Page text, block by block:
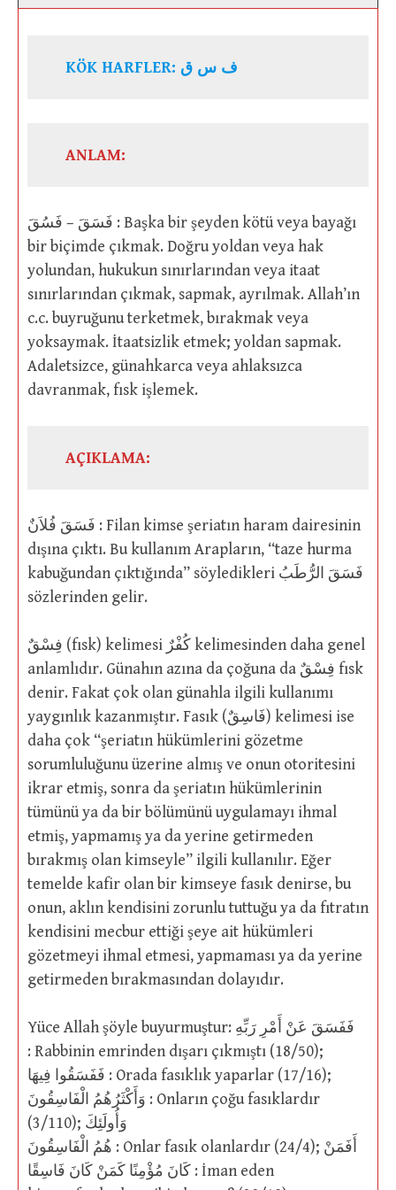
KÖK HARFLER: ف س ق
ANLAM:
فَسَقَ – فَسُقَ : Başka bir şeyden kötü veya bayağı
bir biçimde çıkmak. Doğru yoldan veya hak
yolundan, hukukun sınırlarından veya itaat
sınırlarından çıkmak, sapmak, ayrılmak. Allah’ın
c.c. buyruğunu terketmek, bırakmak veya
yoksaymak. İtaatsizlik etmek; yoldan sapmak.
Adaletsizce, günahkarca veya ahlaksızca
davranmak, fısk işlemek.
AÇIKLAMA:
فَسَقَ فُلاَنٌ : Filan kimse şeriatın haram dairesinin
dışına çıktı. Bu kullanım Arapların, “taze hurma
kabuğundan çıktığında” söyledikleri فَسَقَ الرُّطَبُ
sözlerinden gelir.
فِسْقٌ (fısk) kelimesi كُفْرٌ kelimesinden daha genel
anlamlıdır. Günahın azına da çoğuna da فِسْقٌ fısk
denir. Fakat çok olan günahla ilgili kullanımı
yaygınlık kazanmıştır. Fasık (فَاسِقٌ) kelimesi ise
daha çok “şeriatın hükümlerini gözetme
sorumluluğunu üzerine almış ve onun otoritesini
ikrar etmiş, sonra da şeriatın hükümlerinin
tümünü ya da bir bölümünü uygulamayı ihmal
etmiş, yapmamış ya da yerine getirmeden
bırakmış olan kimseyle” ilgili kullanılır. Eğer
temelde kafir olan bir kimseye fasık denirse, bu
onun, aklın kendisini zorunlu tuttuğu ya da fıtratın
kendisini mecbur ettiği şeye ait hükümleri
gözetmeyi ihmal etmesi, yapmaması ya da yerine
getirmeden bırakmasından dolayıdır.
Yüce Allah şöyle buyurmuştur: فَفَسَقَ عَنْ أَمْرِ رَبِّهِ
: Rabbinin emrinden dışarı çıkmıştı (18/50);
فَفَسَقُوا فِيهَا : Orada fasıklık yaparlar (17/16);
وَأَكْثَرُهُمُ الْفَاسِقُونَ : Onların çoğu fasıklardır
(3/110); وَأُولَئِكَ
هُمُ الْفَاسِقُونَ : Onlar fasık olanlardır (24/4); أَفَمَنْ
كَانَ مُؤْمِنًا كَمَنْ كَانَ فَاسِقًا : İman eden